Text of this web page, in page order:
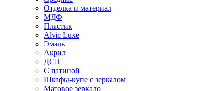
Отделка и материал
МДФ
Пластик
Alvic Luxe
Эмаль
Акрил
ДСП
С патиной
Шкафы-купе с зеркалом
Матовое зеркало